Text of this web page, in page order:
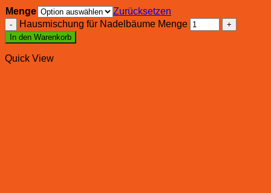
Menge
Zurücksetzen
Hausmischung für Nadelbäume Menge
In den Warenkorb
Quick View